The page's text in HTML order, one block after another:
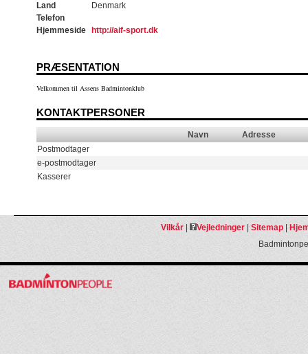
Land
Denmark
Telefon
Hjemmeside
http://aif-sport.dk
PRÆSENTATION
Velkommen til Assens Badmintonklub
KONTAKTPERSONER
Navn
Adresse
Postmodtager
e-postmodtager
Kasserer
Vilkår| Vejledninger| Sitemap|